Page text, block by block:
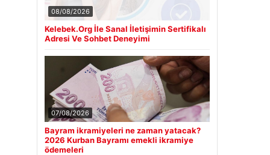
08/08/2026
Kelebek.Org İle Sanal İletişimin Sertifikalı
Adresi Ve Sohbet Deneyimi
07/08/2026
Bayram ikramiyeleri ne zaman yatacak?
2026 Kurban Bayramı emekli ikramiye
ödemeleri